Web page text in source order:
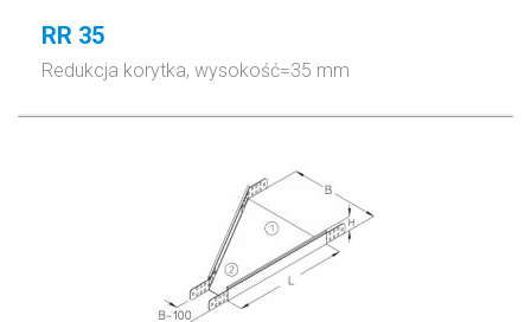
RR 35
Redukcja korytka, wysokość=35 mm